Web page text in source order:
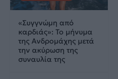
«Συγγνώμη από
καρδιάς»: Το μήνυμα
της Ανδρομάχης μετά
την ακύρωση της
συναυλία της